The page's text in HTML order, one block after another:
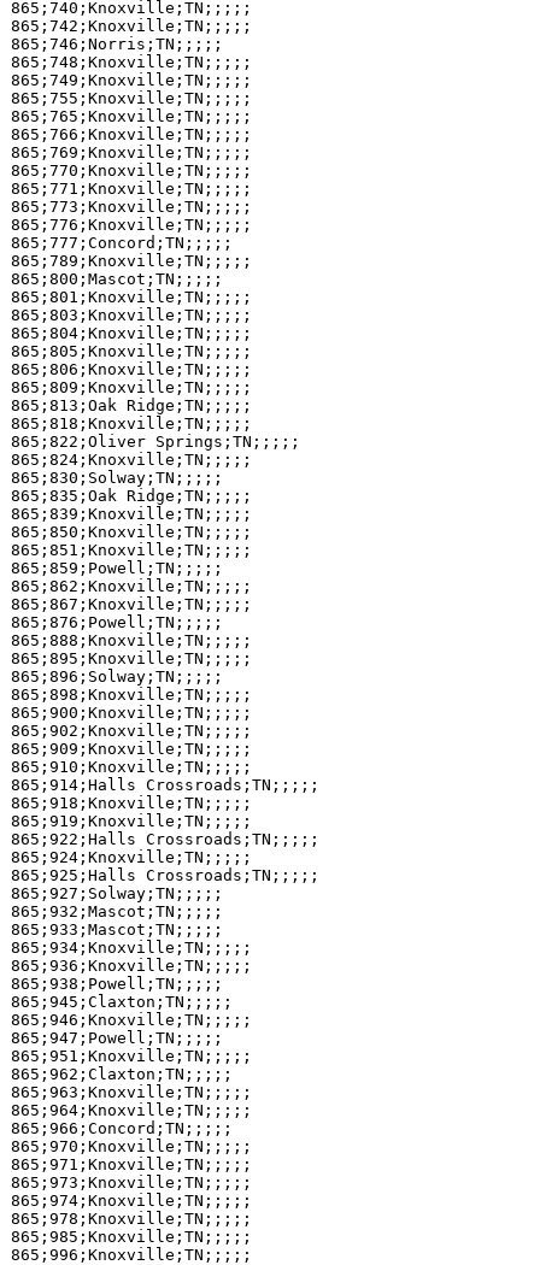
865;740;Knoxville;TN;;;;;
865;742;Knoxville;TN;;;;;
865;746;Norris;TN;;;;;
865;748;Knoxville;TN;;;;;
865;749;Knoxville;TN;;;;;
865;755;Knoxville;TN;;;;;
865;765;Knoxville;TN;;;;;
865;766;Knoxville;TN;;;;;
865;769;Knoxville;TN;;;;;
865;770;Knoxville;TN;;;;;
865;771;Knoxville;TN;;;;;
865;773;Knoxville;TN;;;;;
865;776;Knoxville;TN;;;;;
865;777;Concord;TN;;;;;
865;789;Knoxville;TN;;;;;
865;800;Mascot;TN;;;;;
865;801;Knoxville;TN;;;;;
865;803;Knoxville;TN;;;;;
865;804;Knoxville;TN;;;;;
865;805;Knoxville;TN;;;;;
865;806;Knoxville;TN;;;;;
865;809;Knoxville;TN;;;;;
865;813;Oak Ridge;TN;;;;;
865;818;Knoxville;TN;;;;;
865;822;Oliver Springs;TN;;;;;
865;824;Knoxville;TN;;;;;
865;830;Solway;TN;;;;;
865;835;Oak Ridge;TN;;;;;
865;839;Knoxville;TN;;;;;
865;850;Knoxville;TN;;;;;
865;851;Knoxville;TN;;;;;
865;859;Powell;TN;;;;;
865;862;Knoxville;TN;;;;;
865;867;Knoxville;TN;;;;;
865;876;Powell;TN;;;;;
865;888;Knoxville;TN;;;;;
865;895;Knoxville;TN;;;;;
865;896;Solway;TN;;;;;
865;898;Knoxville;TN;;;;;
865;900;Knoxville;TN;;;;;
865;902;Knoxville;TN;;;;;
865;909;Knoxville;TN;;;;;
865;910;Knoxville;TN;;;;;
865;914;Halls Crossroads;TN;;;;;
865;918;Knoxville;TN;;;;;
865;919;Knoxville;TN;;;;;
865;922;Halls Crossroads;TN;;;;;
865;924;Knoxville;TN;;;;;
865;925;Halls Crossroads;TN;;;;;
865;927;Solway;TN;;;;;
865;932;Mascot;TN;;;;;
865;933;Mascot;TN;;;;;
865;934;Knoxville;TN;;;;;
865;936;Knoxville;TN;;;;;
865;938;Powell;TN;;;;;
865;945;Claxton;TN;;;;;
865;946;Knoxville;TN;;;;;
865;947;Powell;TN;;;;;
865;951;Knoxville;TN;;;;;
865;962;Claxton;TN;;;;;
865;963;Knoxville;TN;;;;;
865;964;Knoxville;TN;;;;;
865;966;Concord;TN;;;;;
865;970;Knoxville;TN;;;;;
865;971;Knoxville;TN;;;;;
865;973;Knoxville;TN;;;;;
865;974;Knoxville;TN;;;;;
865;978;Knoxville;TN;;;;;
865;985;Knoxville;TN;;;;;
865;996;Knoxville;TN;;;;;